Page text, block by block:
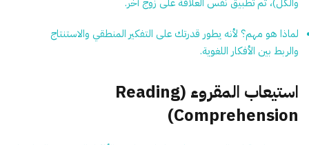
لماذا هو مهم؟ لأنه يطور قدرتك على التفكير المنطقي والاستنتاج
والربط بين الأفكار اللغوية.
استيعاب المقروء (Reading
Comprehension)